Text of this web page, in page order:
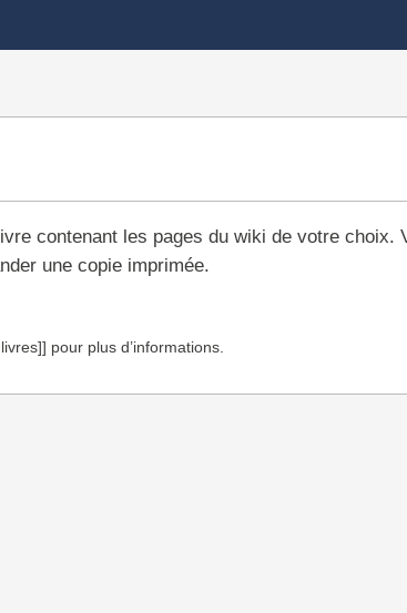
contenant les pages du wiki de votre choix.
une copie imprimée.
pour plus d’informations.